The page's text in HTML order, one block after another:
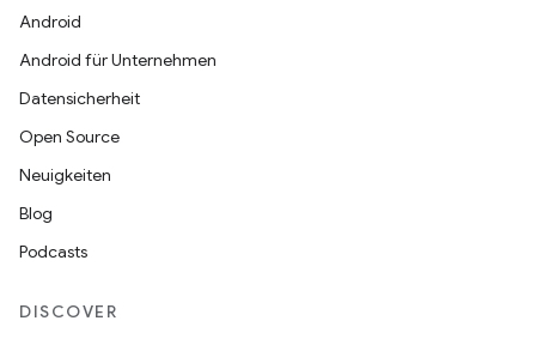
Android
Android für Unternehmen
Datensicherheit
Open Source
Neuigkeiten
Blog
Podcasts
DISCOVER